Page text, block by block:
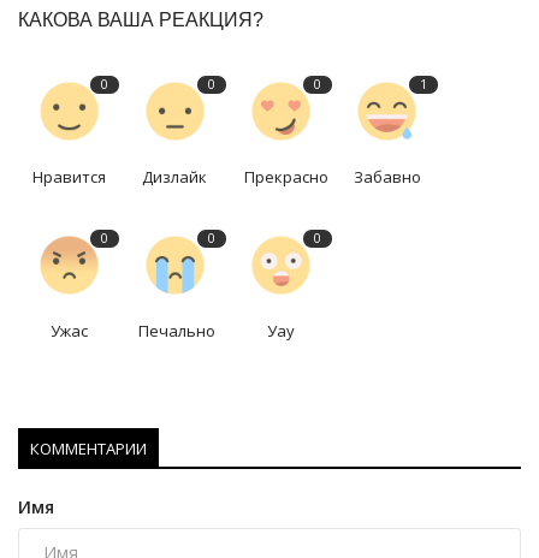
КАКОВА ВАША РЕАКЦИЯ?
0
Нравится
0
Дизлайк
0
Прекрасно
1
Забавно
0
Ужас
0
Печально
0
Уау
КОММЕНТАРИИ
Имя